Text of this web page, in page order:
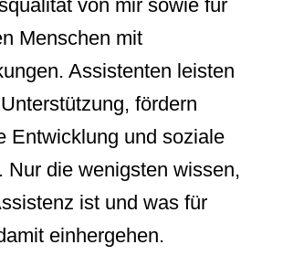
von mir sowie für
Menschen mit
Assistenten leisten
fördern
Entwicklung und soziale
Nur die wenigsten wissen,
ist und was für
einhergehen.